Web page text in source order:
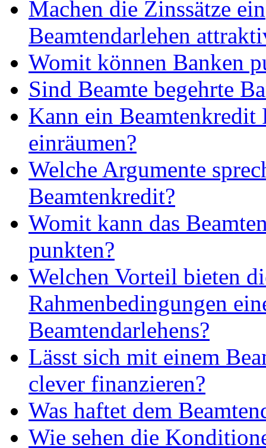
Machen die Zinssätze ein
Beamtendarlehen
Womit können Banken
Sind Beamte begehrte
Kann ein Beamtenkredit
einräumen?
Welche Argumente
Beamtenkredit?
Womit kann das
punkten?
Welchen Vorteil bieten
Rahmenbedingungen
Beamtendarlehens?
Lässt sich mit einem
clever finanzieren?
Was haftet dem
Wie sehen die